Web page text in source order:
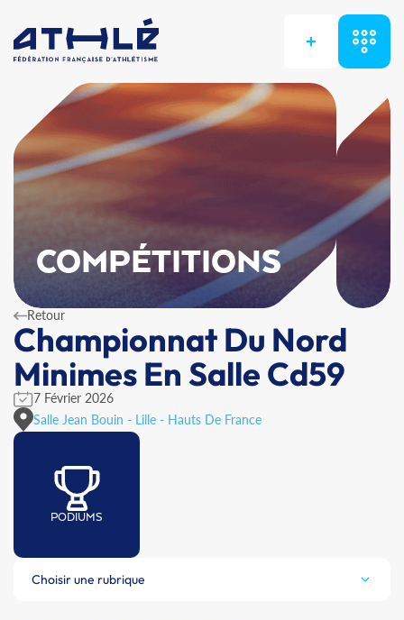
+
COMPÉTITIONS
Retour
Championnat Du Nord
Minimes En Salle Cd59
7 Février 2026
Salle Jean Bouin - Lille - Hauts De France
PODIUMS
Choisir une rubrique